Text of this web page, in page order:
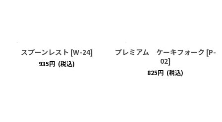
スプーンレスト [W-24]
935円 (税込)
プレミアム ケーキフォーク [P-
02]
825円 (税込)